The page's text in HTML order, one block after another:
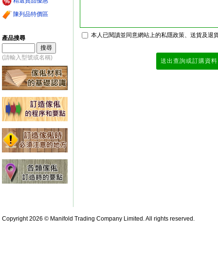
陳列品特價區
產品搜尋
(請輸入型號或名稱)
本人已閱讀並同意網站上的私隱政策、送貨及退
Copyright 2026 © Manifold Trading Company Limited. All rights reserved.